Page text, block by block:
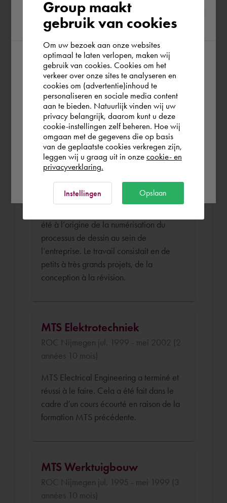
ROC Nijmegen jul. 2004 - mei 2006 (1
année 10 mois)
J’ai suivi la formation de technicien en
installations électriques en tant que cours
du soir, que j’ai complétée avec succès.
Bonne connexion à mon MTS Electrical
Engineering.
Tekenaar Elektrotechniek
Kwakkernaat BV aug. 2002 - nov. 2010
Il a commencé en tant que dessinateur
été à l’origine de la numérisation du
processus de dessin au sein de
l’entreprise. Le travail consistait en de
petits à très grands projets, de la
conception à la révision.
MTS Elektrotechniek
ROC Nijmegen jul. 1999 - mei 2002 (2
années 10 mois)
MTS Electrical Engineering a terminé et
réussi à le faire. Cela a été fait dans le
cadre d’un cours écourté en raison de la
formation MTS précédente.
MTS Werktuigbouw
ROC Nijmegen jul. 1995 - mei 1999 (3
années 10 mois)
region
According to us you are situated in Rest of
the world. Please confirm in which country
you wish to shop.
België Rest of the world
Group maakt
gebruik van cookies
Om uw bezoek aan onze websites
optimaal te laten verlopen, maken wij
gebruik van cookies. Cookies om het
verkeer over onze sites te analyseren en
cookies om (advertentie)inhoud te
personaliseren en sociale media content
aan te bieden. Natuurlijk vinden wij uw
privacy belangrijk, daarom kunt u deze
cookie-instellingen zelf beheren. Hoe wij
omgaan met de gegevens die op basis
van de geplaatste cookies verkregen zijn,
leggen wij u graag uit in onze cookie- en
privacyverklaring.
Instellingen Opslaan